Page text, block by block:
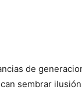
de
sembrar